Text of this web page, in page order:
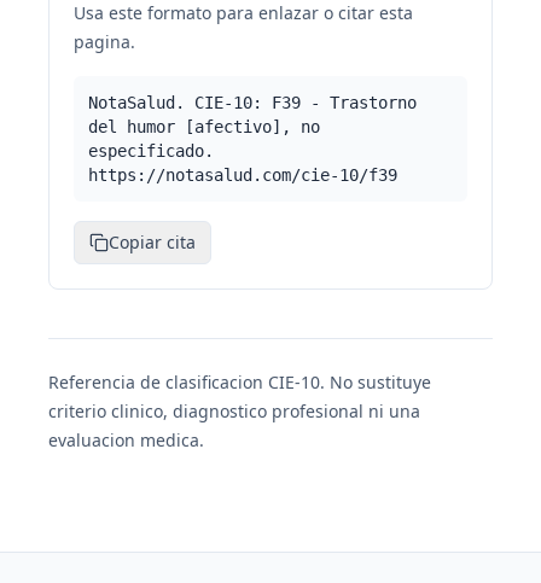
Usa este formato para enlazar o citar esta
pagina.
NotaSalud. CIE-10: F39 - Trastorno
del humor [afectivo], no
especificado.
https://notasalud.com/cie-10/f39
Copiar cita
Referencia de clasificacion CIE-10. No sustituye
criterio clinico, diagnostico profesional ni una
evaluacion medica.